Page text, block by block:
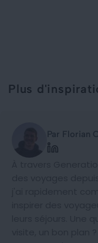
Plus
Par Florian